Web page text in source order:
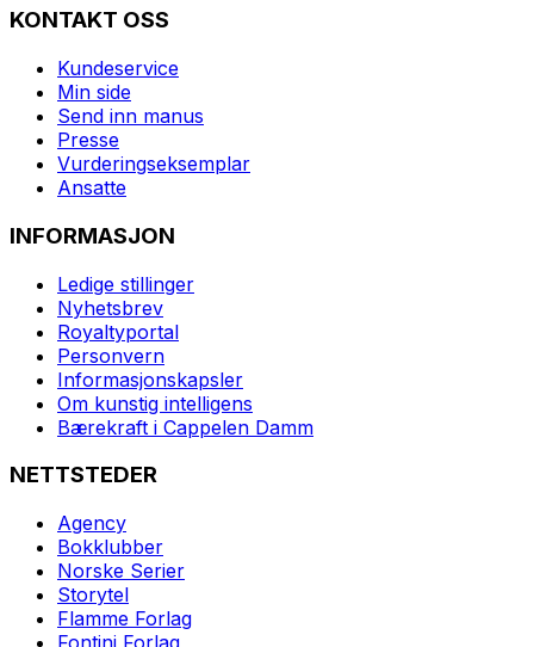
KONTAKT OSS
Kundeservice
Min side
Send inn manus
Presse
Vurderingseksemplar
Ansatte
INFORMASJON
Ledige stillinger
Nyhetsbrev
Royaltyportal
Personvern
Informasjonskapsler
Om kunstig intelligens
Bærekraft i Cappelen Damm
NETTSTEDER
Agency
Bokklubber
Norske Serier
Storytel
Flamme Forlag